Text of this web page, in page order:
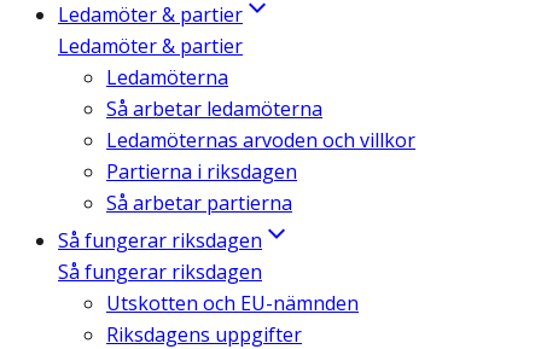
Ledamöter & partier
Ledamöter & partier
Ledamöterna
Så arbetar ledamöterna
Ledamöternas arvoden och villkor
Partierna i riksdagen
Så arbetar partierna
Så fungerar riksdagen
Så fungerar riksdagen
Utskotten och EU-nämnden
Riksdagens uppgifter